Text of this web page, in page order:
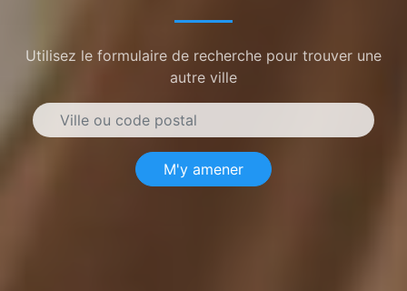
Utilisez le formulaire de recherche pour trouver une
autre ville
M'y amener